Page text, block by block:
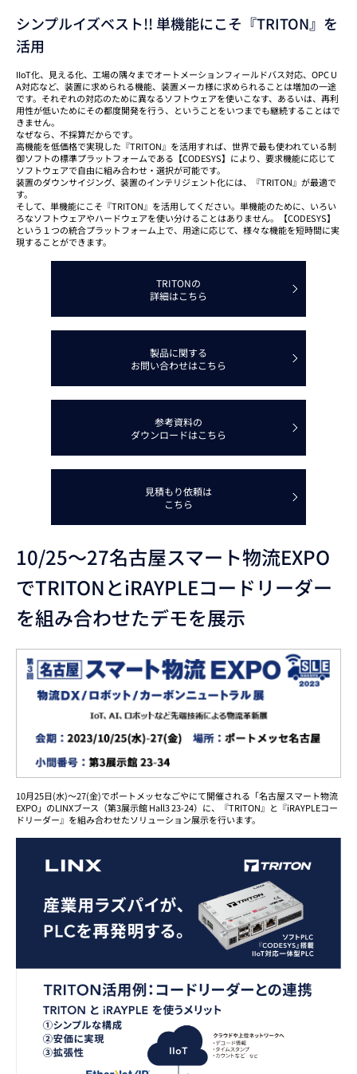
シンプルイズベスト!! 単機能にこそ『TRITON』を
活用
IIoT化、見える化、工場の隅々までオートメーションフィールドバス対応、OPC U
A対応など、装置に求められる機能、装置メーカ様に求められることは増加の一途
です。それぞれの対応のために異なるソフトウェアを使いこなす、あるいは、再利
用性が低いためにその都度開発を行う、ということをいつまでも継続することはで
きません。
なぜなら、不採算だからです。
高機能を低価格で実現した『TRITON』を活用すれば、世界で最も使われている制
御ソフトの標準プラットフォームである【CODESYS】により、要求機能に応じて
ソフトウェアで自由に組み合わせ・選択が可能です。
装置のダウンサイジング、装置のインテリジェント化には、『TRITON』が最適で
す。
そして、単機能にこそ『TRITON』を活用してください。単機能のために、いろい
ろなソフトウェアやハードウェアを使い分けることはありません。【CODESYS】
という１つの統合プラットフォーム上で、用途に応じて、様々な機能を短時間に実
現することができます。
TRITONの
詳細はこちら
製品に関する
お問い合わせはこちら
参考資料の
ダウンロードはこちら
見積もり依頼は
こちら
10/25～27名古屋スマート物流EXPO
でTRITONとiRAYPLEコードリーダー
を組み合わせたデモを展示
10月25日(水)～27(金)でポートメッセなごやにて開催される「名古屋スマート物流
EXPO」のLINXブース（第3展示館 Hall3 23-24）に、『TRITON』と『iRAYPLEコー
ドリーダー』を組み合わせたソリューション展示を行います。